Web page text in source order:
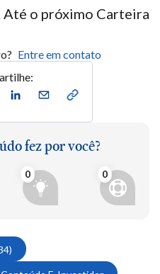
Até o próximo Carteira
Entre em contato
fez por você?
0 0